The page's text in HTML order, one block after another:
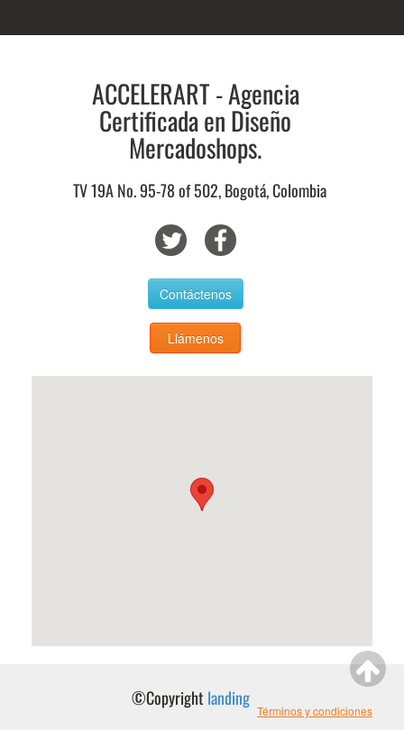
ACCELERART - Agencia
Certificada en Diseño
Mercadoshops.
TV 19A No. 95-78 of 502, Bogotá, Colombia
Contáctenos
Llámenos
©Copyright landing
Términos y condiciones